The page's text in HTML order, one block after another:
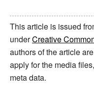
This article is issued
underCreative
authors of the article
apply for the media
meta data.